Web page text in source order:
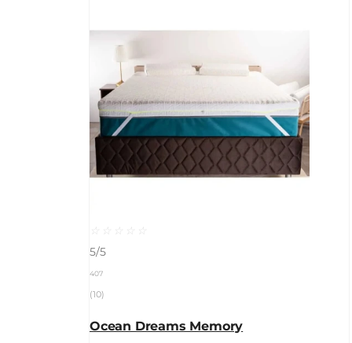
☆ ☆ ☆ ☆
☆
5/5
407
(10)
Ocean Dreams Memory